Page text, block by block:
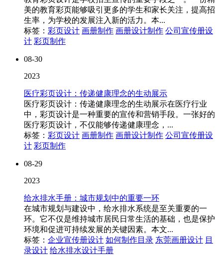
美的教育彩页能够吸引更多的学生和家长关注，提高招
生率，为学校的发展注入新的活力。本...
标签： 彩页设计 画册制作 画册设计制作 公司宣传册设
计 彩页制作
08-30
2023
医疗彩页设计：传递健康理念的生动展示
医疗彩页设计：传递健康理念的生动展示在医疗行业
中，彩页设计是一种重要的宣传和营销手段。一张好的
医疗彩页设计，不仅能够传递健康理念，...
标签： 彩页设计 画册制作 画册设计制作 公司宣传册设
计 彩页制作
08-29
2023
给水排水手册：城市规划中的重要一环
在城市规划与建设中，给水排水系统是至关重要的一
环。它不仅是维持城市居民日常生活的基础，也是保护
环境和促进可持续发展的关键因素。本文...
标签： 企业宣传册设计 如何制作目录 东莞画册设计 目
录设计 给水排水设计手册